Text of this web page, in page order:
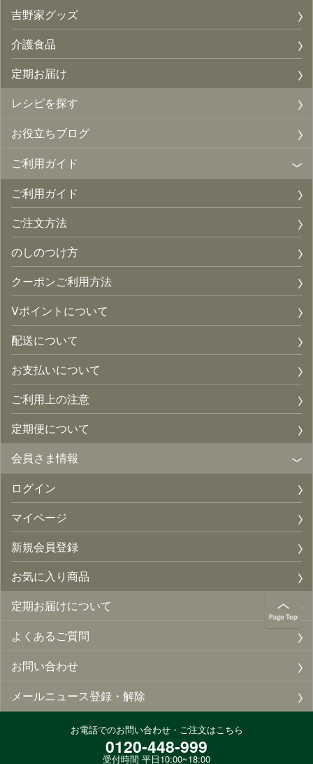
吉野家グッズ
介護食品
定期お届け
レシピを探す
お役立ちブログ
ご利用ガイド
ご利用ガイド
ご注文方法
のしのつけ方
クーポンご利用方法
Vポイントについて
配送について
お支払いについて
ご利用上の注意
定期便について
会員さま情報
ログイン
マイページ
新規会員登録
お気に入り商品
定期お届けについて
よくあるご質問
お問い合わせ
メールニュース登録・解除
お電話でのお問い合わせ・ご注文はこちら
0120-448-999
受付時間 平日10:00~18:00